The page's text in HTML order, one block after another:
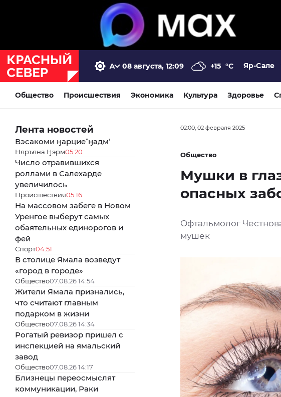
08 августа, 12:09 +15 °C Яр-Сале
Общество Происшествия Экономика Культура Здоровье
Лента новостей
Вэсакоми ӈарциеˮӈадмʼ
Няръяна Ӈэрм05:20
Число отравившихся
роллами в Салехарде
увеличилось
Происшествия05:16
На массовом забеге в Новом
Уренгое выберут самых
обаятельных единорогов и
фей
Спорт04:51
В столице Ямала возведут
«город в городе»
Общество07.08.26 14:54
Жители Ямала признались,
что считают главным
подарком в жизни
Общество07.08.26 14:34
Рогатый ревизор пришел с
инспекцией на ямальский
завод
Общество07.08.26 14:17
Близнецы переосмыслят
коммуникации, Раки
02:00, 02 февраля 2025
Общество
Мушки в
опасных
Офтальмолог
мушек